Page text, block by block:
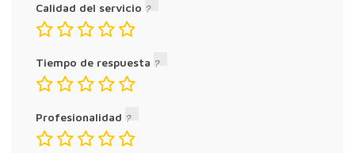
Calidad del servicio
Tiempo de respuesta
Profesionalidad